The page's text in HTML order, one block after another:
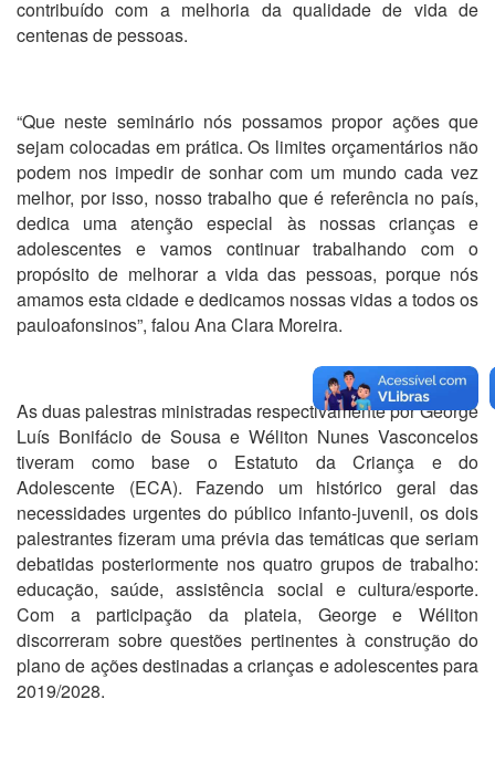
contribuído com a melhoria da qualidade de vida de
centenas de pessoas.
“Que neste seminário nós possamos propor ações que
sejam colocadas em prática. Os limites orçamentários não
podem nos impedir de sonhar com um mundo cada vez
melhor, por isso, nosso trabalho que é referência no país,
dedica uma atenção especial às nossas crianças e
adolescentes e vamos continuar trabalhando com o
propósito de melhorar a vida das pessoas, porque nós
amamos esta cidade e dedicamos nossas vidas a todos os
pauloafonsinos”, falou Ana Clara Moreira.
As duas palestras ministradas respectivamente por George
Luís Bonifácio de Sousa e Wéliton Nunes Vasconcelos
tiveram como base o Estatuto da Criança e do
Adolescente (ECA). Fazendo um histórico geral das
necessidades urgentes do público infanto-juvenil, os dois
palestrantes fizeram uma prévia das temáticas que seriam
debatidas posteriormente nos quatro grupos de trabalho:
educação, saúde, assistência social e cultura/esporte.
Com a participação da plateia, George e Wéliton
discorreram sobre questões pertinentes à construção do
plano de ações destinadas a crianças e adolescentes para
2019/2028.